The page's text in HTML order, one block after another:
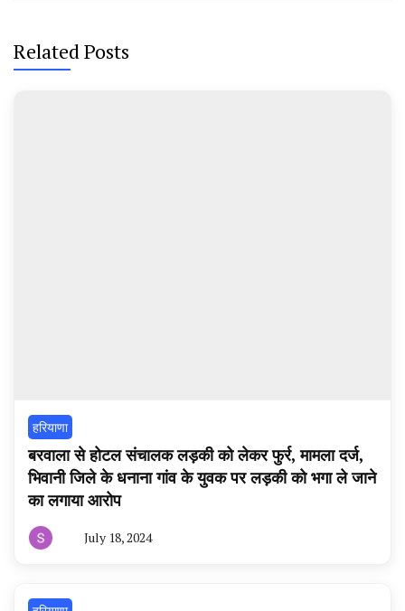
Related Posts
हरियाणा
बरवाला से होटल संचालक लड़की को लेकर फुर्र, मामला दर्ज,
भिवानी जिले के धनाना गांव के युवक पर लड़की को भगा ले जाने
का लगाया आरोप
July 18, 2024